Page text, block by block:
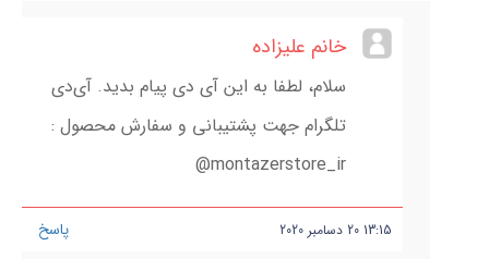
خانم علیزاده
سلام، لطفا به این آی دی پیام بدید. آی‌دی
تلگرام جهت پشتیبانی و سفارش محصول :
montazerstore_ir@
پاسخ 13:15
20 دسامبر 2020